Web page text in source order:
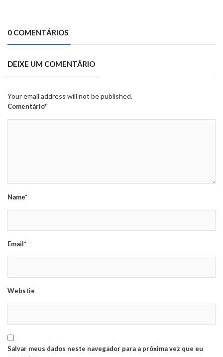
0 COMENTÁRIOS
DEIXE UM COMENTÁRIO
Your email address will not be published.
Comentário*
Name*
Email*
Webstie
Salvar meus dados neste navegador para a próxima vez que eu